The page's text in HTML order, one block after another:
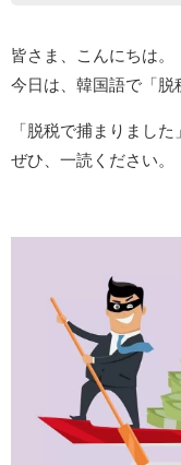
皆さま、こんにちは。
今日は、韓国語で「脱
「脱税で捕まりまし
ぜひ、一読ください。